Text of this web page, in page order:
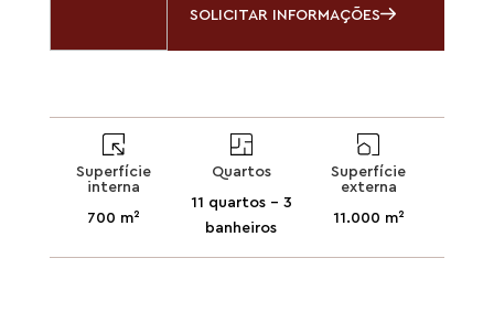
SOLICITAR INFORMAÇÕES
Superfície
interna
700 m²
Quartos
11 quartos - 3
banheiros
Superfície
externa
11.000 m²